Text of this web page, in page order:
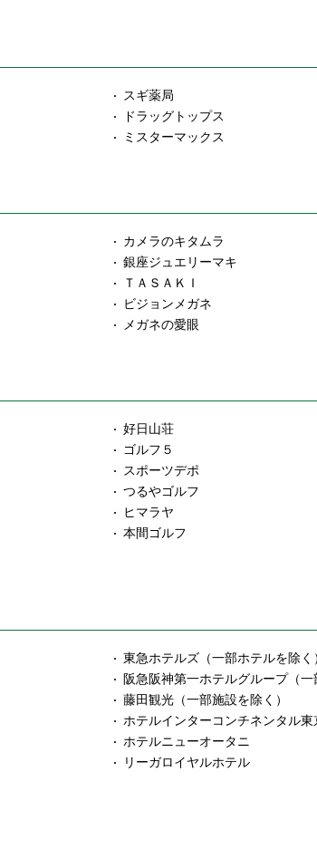
スギ薬局
ドラッグトップス
ミスターマックス
カメラのキタムラ
銀座ジュエリーマキ
ＴＡＳＡＫＩ
ビジョンメガネ
メガネの愛眼
好日山荘
ゴルフ５
スポーツデポ
つるやゴルフ
ヒマラヤ
本間ゴルフ
東急ホテルズ（一部ホテルを除く
阪急阪神第一ホテルグループ（
藤田観光（一部施設を除く）
ホテルインターコンチネンタル東
ホテルニューオータニ
リーガロイヤルホテル